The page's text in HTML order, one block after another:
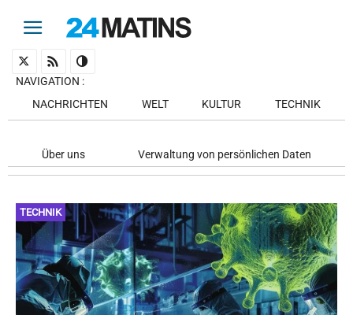
NAVIGATION :
NACHRICHTEN
WELT KULTUR TECHNIK
Über uns Verwaltung von persönlichen Daten
TECHNIK